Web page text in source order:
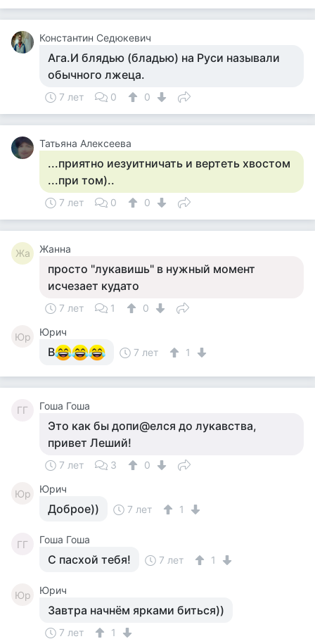
Константин Седюкевич
Ага.И блядью (бладью) на Руси называли
обычного лжеца.
7 лет 0 0
Татьяна Алексеева
...приятно иезуитничать и вертеть хвостом
...при том)..
7 лет 0 0
Жа Жанна
просто "лукавишь" в нужный момент
исчезает кудато
7 лет 1 0
Юр Юрич
В 7 лет 1
ГГ Гоша Гоша
Это как бы допи@елся до лукавства,
привет Леший!
7 лет 3 0
Юр Юрич
Доброе)) 7 лет 1
ГГ Гоша Гоша
С пасхой тебя! 7 лет 1
Юр Юрич
Завтра начнём ярками биться))
7 лет 1